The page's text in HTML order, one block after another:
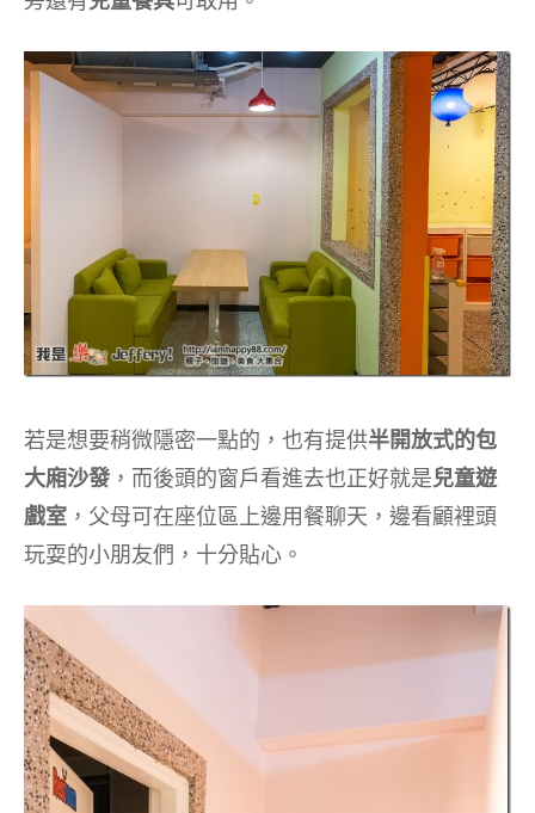
若是想要稍微隱密一點的，也有提供半開放式的包
大廂沙發 ，而後頭的窗戶看進去也正好就是兒童遊
戲室 ，父母可在座位區上邊用餐聊天，邊看顧裡頭
玩耍的小朋友們，十分貼心。